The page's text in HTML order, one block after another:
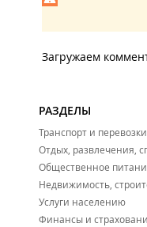
Загружаем
РАЗДЕЛЫ
Транспорт и перевозки
Отдых, развлечения,
Общественное
Недвижимость,
Услуги населению
Финансы и